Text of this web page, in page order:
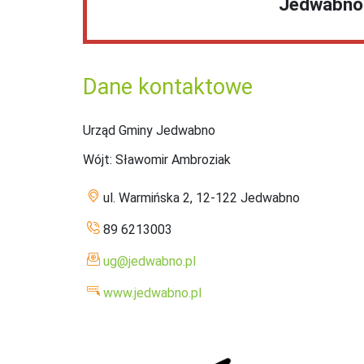
Jedwabno
Dane kontaktowe
Urząd Gminy Jedwabno
Wójt: Sławomir Ambroziak
ul. Warmińska 2, 12-122 Jedwabno
89 6213003
ug@jedwabno.pl
www.jedwabno.pl